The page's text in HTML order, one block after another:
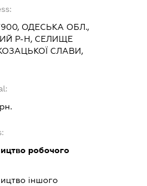
ОДЕСЬКА ОБЛ.,
Р-Н, СЕЛИЩЕ
СЛАВИ,
робочого
іншого